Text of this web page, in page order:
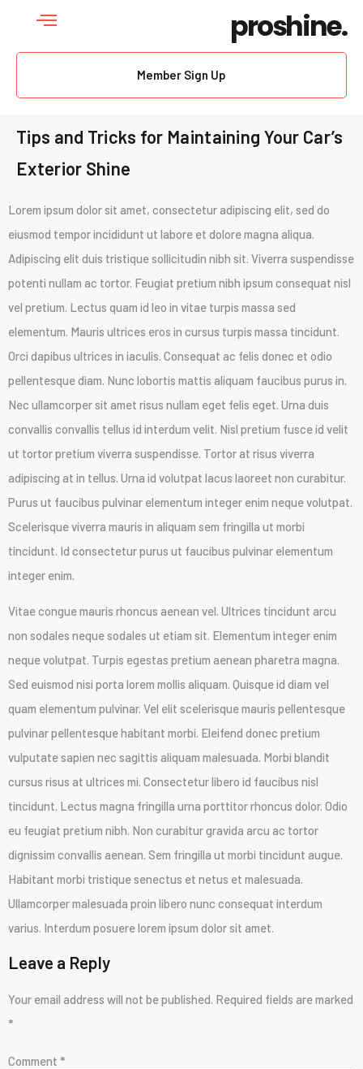
proshine.
Member Sign Up
Tips and Tricks for Maintaining Your Car’s
Exterior Shine
Lorem ipsum dolor sit amet, consectetur adipiscing elit, sed do
eiusmod tempor incididunt ut labore et dolore magna aliqua.
Adipiscing elit duis tristique sollicitudin nibh sit. Viverra suspendisse
potenti nullam ac tortor. Feugiat pretium nibh ipsum consequat nisl
vel pretium. Lectus quam id leo in vitae turpis massa sed
elementum. Mauris ultrices eros in cursus turpis massa tincidunt.
Orci dapibus ultrices in iaculis. Consequat ac felis donec et odio
pellentesque diam. Nunc lobortis mattis aliquam faucibus purus in.
Nec ullamcorper sit amet risus nullam eget felis eget. Urna duis
convallis convallis tellus id interdum velit. Nisl pretium fusce id velit
ut tortor pretium viverra suspendisse. Tortor at risus viverra
adipiscing at in tellus. Urna id volutpat lacus laoreet non curabitur.
Purus ut faucibus pulvinar elementum integer enim neque volutpat.
Scelerisque viverra mauris in aliquam sem fringilla ut morbi
tincidunt. Id consectetur purus ut faucibus pulvinar elementum
integer enim.
Vitae congue mauris rhoncus aenean vel. Ultrices tincidunt arcu
non sodales neque sodales ut etiam sit. Elementum integer enim
neque volutpat. Turpis egestas pretium aenean pharetra magna.
Sed euismod nisi porta lorem mollis aliquam. Quisque id diam vel
quam elementum pulvinar. Vel elit scelerisque mauris pellentesque
pulvinar pellentesque habitant morbi. Eleifend donec pretium
vulputate sapien nec sagittis aliquam malesuada. Morbi blandit
cursus risus at ultrices mi. Consectetur libero id faucibus nisl
tincidunt. Lectus magna fringilla urna porttitor rhoncus dolor. Odio
eu feugiat pretium nibh. Non curabitur gravida arcu ac tortor
dignissim convallis aenean. Sem fringilla ut morbi tincidunt augue.
Habitant morbi tristique senectus et netus et malesuada.
Ullamcorper malesuada proin libero nunc consequat interdum
varius. Interdum posuere lorem ipsum dolor sit amet.
Leave a Reply
Your email address will not be published. Required fields are marked
*
Comment *